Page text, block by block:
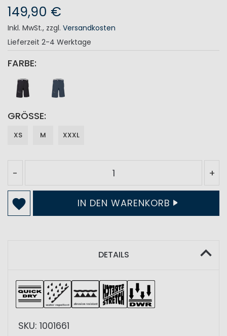
149,90 €
Inkl. MwSt., zzgl. Versandkosten
Lieferzeit 2-4 Werktage
FARBE
GRÖSSE
XS M XXXL
- +
IN DEN WARENKORB
DETAILS
SKU: 1001661